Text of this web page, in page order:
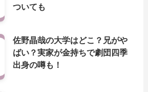
ついても
佐野晶哉の大学はどこ？兄がや
ばい？実家が金持ちで劇団四季
出身の噂も！